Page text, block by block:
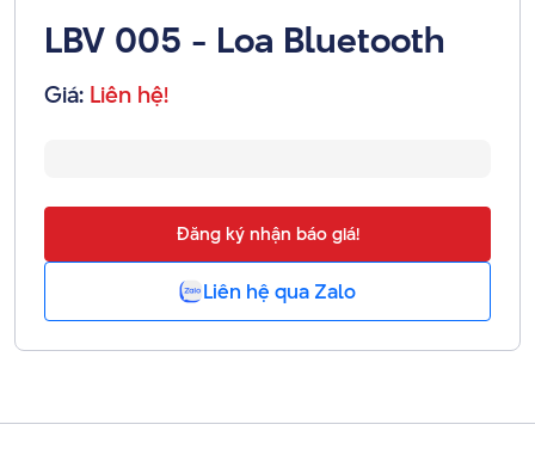
LBV 005 - Loa Bluetooth
Giá: Liên hệ!
Đăng ký nhận báo giá!
Liên hệ qua Zalo